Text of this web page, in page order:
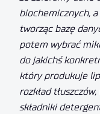
biochemicznych,
tworząc bazę
potem wybrać
do jakichś
który produkuje
rozkład
składniki